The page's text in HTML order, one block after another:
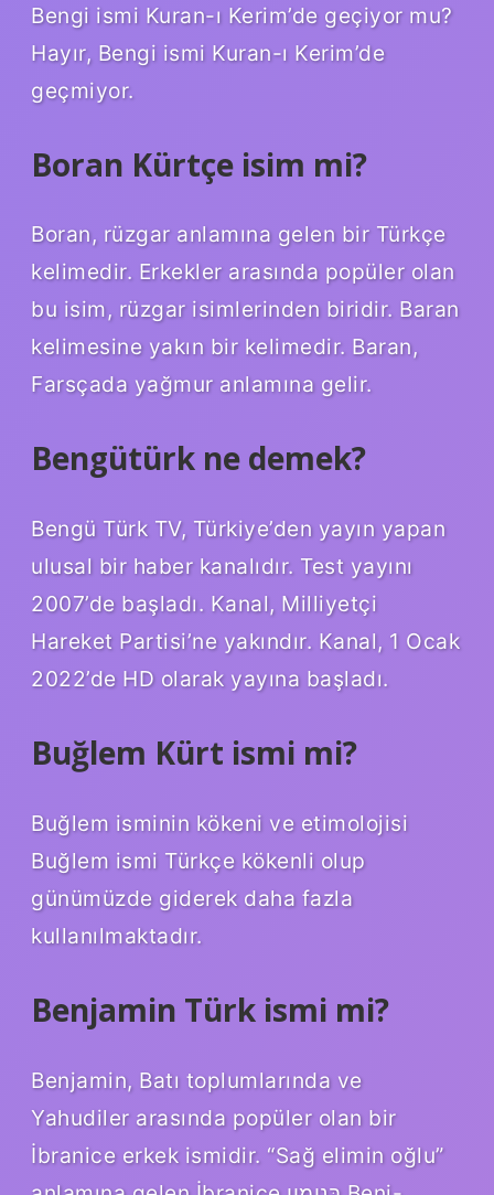
Bengi ismi Kuran-ı Kerim’de geçiyor mu?
Hayır, Bengi ismi Kuran-ı Kerim’de
geçmiyor.
Boran Kürtçe isim mi?
Boran, rüzgar anlamına gelen bir Türkçe
kelimedir. Erkekler arasında popüler olan
bu isim, rüzgar isimlerinden biridir. Baran
kelimesine yakın bir kelimedir. Baran,
Farsçada yağmur anlamına gelir.
Bengütürk ne demek?
Bengü Türk TV, Türkiye’den yayın yapan
ulusal bir haber kanalıdır. Test yayını
2007’de başladı. Kanal, Milliyetçi
Hareket Partisi’ne yakındır. Kanal, 1 Ocak
2022’de HD olarak yayına başladı.
Buğlem Kürt ismi mi?
Buğlem isminin kökeni ve etimolojisi
Buğlem ismi Türkçe kökenli olup
günümüzde giderek daha fazla
kullanılmaktadır.
Benjamin Türk ismi mi?
Benjamin, Batı toplumlarında ve
Yahudiler arasında popüler olan bir
İbranice erkek ismidir. “Sağ elimin oğlu”